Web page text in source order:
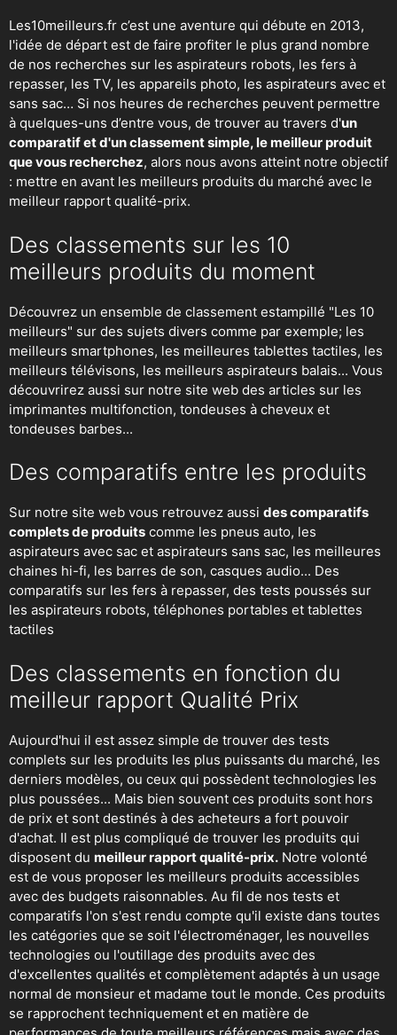
Les10meilleurs.fr c’est une aventure qui débute en 2013,
l'idée de départ est de faire profiter le plus grand nombre
de nos recherches sur les aspirateurs robots, les fers à
repasser, les TV, les appareils photo, les aspirateurs avec et
sans sac… Si nos heures de recherches peuvent permettre
à quelques-uns d’entre vous, de trouver au travers d'un
comparatif et d'un classement simple, le meilleur produit
que vous recherchez, alors nous avons atteint notre objectif
: mettre en avant les meilleurs produits du marché avec le
meilleur rapport qualité-prix.
Des classements sur les 10
meilleurs produits du moment
Découvrez un ensemble de classement estampillé "Les 10
meilleurs" sur des sujets divers comme par exemple; les
meilleurs smartphones, les meilleures tablettes tactiles, les
meilleurs télévisons, les meilleurs aspirateurs balais... Vous
découvrirez aussi sur notre site web des articles sur les
imprimantes multifonction, tondeuses à cheveux et
tondeuses barbes...
Des comparatifs entre les produits
Sur notre site web vous retrouvez aussi des comparatifs
complets de produits comme les pneus auto, les
aspirateurs avec sac et aspirateurs sans sac, les meilleures
chaines hi-fi, les barres de son, casques audio... Des
comparatifs sur les fers à repasser, des tests poussés sur
les aspirateurs robots, téléphones portables et tablettes
tactiles
Des classements en fonction du
meilleur rapport Qualité Prix
Aujourd'hui il est assez simple de trouver des tests
complets sur les produits les plus puissants du marché, les
derniers modèles, ou ceux qui possèdent technologies les
plus poussées... Mais bien souvent ces produits sont hors
de prix et sont destinés à des acheteurs a fort pouvoir
d'achat. Il est plus compliqué de trouver les produits qui
disposent du meilleur rapport qualité-prix. Notre volonté
est de vous proposer les meilleurs produits accessibles
avec des budgets raisonnables. Au fil de nos tests et
comparatifs l'on s'est rendu compte qu'il existe dans toutes
les catégories que se soit l'électroménager, les nouvelles
technologies ou l'outillage des produits avec des
d'excellentes qualités et complètement adaptés à un usage
normal de monsieur et madame tout le monde. Ces produits
se rapprochent techniquement et en matière de